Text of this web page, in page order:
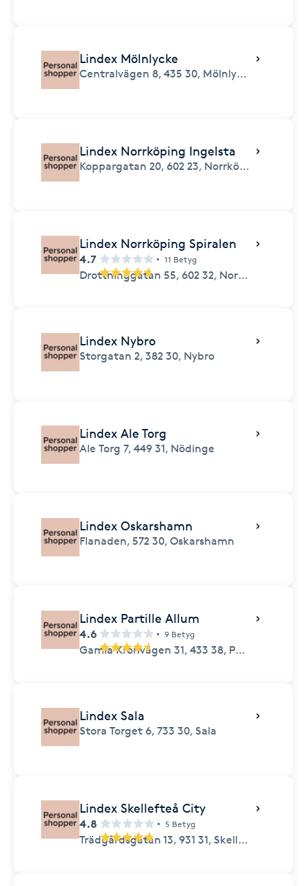
Lindex Mölnlycke
Centralvägen 8, 435 30, Mölnlycke
Lindex Norrköping Ingelsta
Koppargatan 20, 602 23, Norrköping
Lindex Norrköping Spiralen
4.7 11 Betyg
Drottninggatan 55, 602 32, Norrköping
Lindex Nybro
Storgatan 2, 382 30, Nybro
Lindex Ale Torg
Ale Torg 7, 449 31, Nödinge
Lindex Oskarshamn
Flanaden, 572 30, Oskarshamn
Lindex Partille Allum
4.6 9 Betyg
Gamla Kronvägen 31, 433 38, Partille
Lindex Sala
Stora Torget 6, 733 30, Sala
Lindex Skellefteå City
4.8 5 Betyg
Trädgårdsgatan 13, 931 31, Skellefteå